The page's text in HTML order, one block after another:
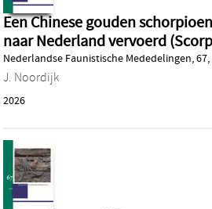
Een Chinese gouden
naar Nederland vervoerd
Nederlandse Faunistische Mededelingen, 67,
J. Noordijk
2026